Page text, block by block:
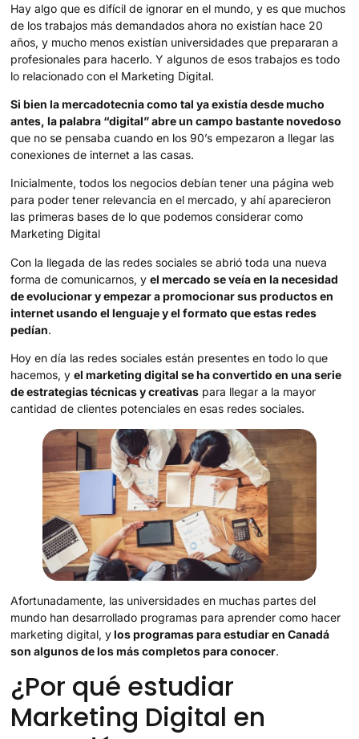
Hay algo que es difícil de ignorar en el mundo, y es que muchos
de los trabajos más demandados ahora no existían hace 20
años, y mucho menos existían universidades que prepararan a
profesionales para hacerlo. Y algunos de esos trabajos es todo
lo relacionado con el Marketing Digital.
Si bien la mercadotecnia como tal ya existía desde mucho
antes, la palabra “digital” abre un campo bastante novedoso
que no se pensaba cuando en los 90’s empezaron a llegar las
conexiones de internet a las casas.
Inicialmente, todos los negocios debían tener una página web
para poder tener relevancia en el mercado, y ahí aparecieron
las primeras bases de lo que podemos considerar como
Marketing Digital
Con la llegada de las redes sociales se abrió toda una nueva
forma de comunicarnos, yel mercado se veía en la necesidad
de evolucionar y empezar a promocionar sus productos en
internet usando el lenguaje y el formato que estas redes
pedían.
Hoy en día las redes sociales están presentes en todo lo que
hacemos, yel marketing digital se ha convertido en una serie
de estrategias técnicas y creativas para llegar a la mayor
cantidad de clientes potenciales en esas redes sociales.
Afortunadamente, las universidades en muchas partes del
mundo han desarrollado programas para aprender como hacer
marketing digital, ylos programas para estudiar en Canadá
son algunos de los más completos para conocer.
¿Por qué estudiar
Marketing Digital en